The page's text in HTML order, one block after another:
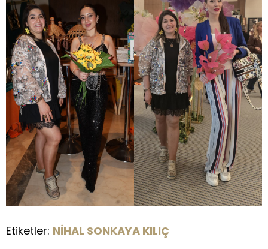
Etiketler: NİHAL SONKAYA KILIÇ